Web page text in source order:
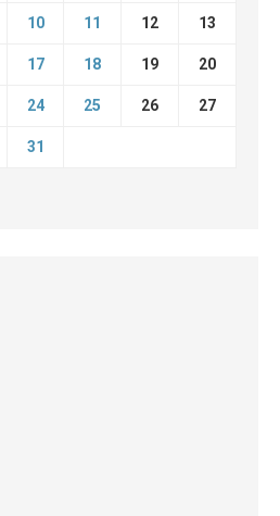
10 11 12 13
17 18 19 20
24 25 26 27
31